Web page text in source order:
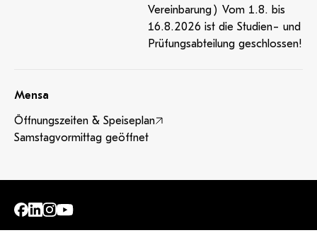
Vereinbarung) Vom 1.8. bis
16.8.2026 ist die Studien- und
Prüfungsabteilung geschlossen!
Mensa
Öffnungszeiten & Speiseplan
Samstagvormittag geöffnet